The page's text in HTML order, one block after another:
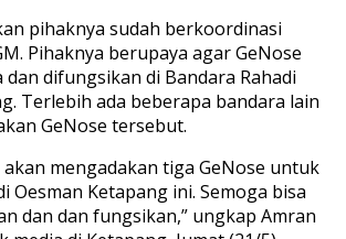
pihaknya sudah berkoordinasi
Pihaknya berupaya agar GeNose
dan difungsikan di Bandara Rahadi
Terlebih ada beberapa bandara lain
GeNose tersebut.
akan mengadakan tiga GeNose untuk
Oesman Ketapang ini. Semoga bisa
dan dan fungsikan,” ungkap Amran